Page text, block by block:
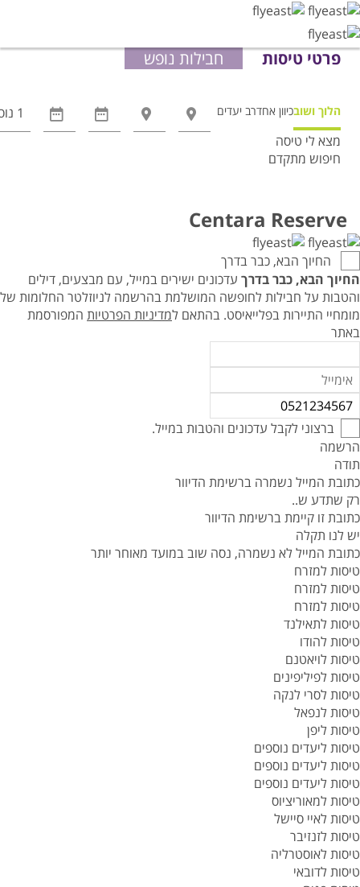
פרטי טיסות חבילות נופש
הלוך ושובכיוון אחדרב יעדים
מצא לי טיסה
חיפוש מתקדם
הנוספות
מוצגות
לפני
הכפתור
Centara Reserve
החיוך הבא, כבר בדרך
החיוך הבא, כבר בדרך עדכונים ישירים במייל, עם מבצעים, דילים
והטבות על חבילות לחופשה המושלמת בהרשמה לניוזלטר החלומות של
מומחיי התיירות בפלייאיסט. בהתאם למדיניות הפרטיות המפורסמת
באתר
ברצוני לקבל עדכונים והטבות במייל.
הרשמה
תודה
כתובת המייל נשמרה ברשימת הדיוור
רק שתדע ש..
כתובת זו קיימת ברשימת הדיוור
יש לנו תקלה
כתובת המייל לא נשמרה, נסה שוב במועד מאוחר יותר
טיסות למזרח
טיסות למזרח
טיסות למזרח
טיסות לתאילנד
טיסות להודו
טיסות לויאטנם
טיסות לפיליפינים
טיסות לסרי לנקה
טיסות לנפאל
טיסות ליפן
טיסות ליעדים נוספים
טיסות ליעדים נוספים
טיסות ליעדים נוספים
טיסות למאוריציוס
טיסות לאיי סיישל
טיסות לזנזיבר
טיסות לאוסטרליה
טיסות לדובאי